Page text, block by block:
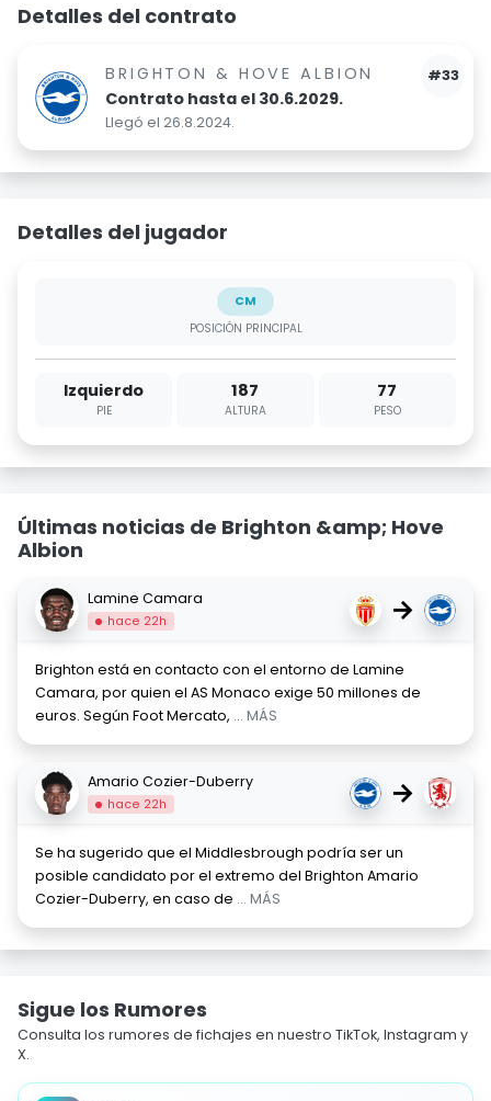
Detalles del contrato
#33
BRIGHTON & HOVE ALBION
Contrato hasta el 30.6.2029.
Llegó el 26.8.2024.
Detalles del jugador
CM
POSICIÓN PRINCIPAL
Izquierdo
PIE
187
ALTURA
77
PESO
Últimas noticias de Brighton &amp; Hove
Albion
Lamine Camara
hace 22h →
Brighton está en contacto con el entorno de Lamine
Camara, por quien el AS Monaco exige 50 millones de
euros. Según Foot Mercato, ... MÁS
Amario Cozier-Duberry
hace 22h →
Se ha sugerido que el Middlesbrough podría ser un
posible candidato por el extremo del Brighton Amario
Cozier-Duberry, en caso de ... MÁS
Sigue los Rumores
Consulta los rumores de fichajes en nuestro TikTok, Instagram y
X.